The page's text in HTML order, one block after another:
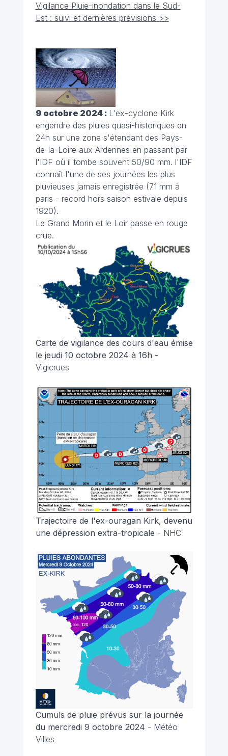
Vigilance Pluie-inondation dans le Sud-
Est : suivi et dernières prévisions >>
9 octobre 2024 : L'ex-cyclone Kirk
engendre des pluies quasi-historiques en
24h sur une zone s'étendant des Pays-
de-la-Loire aux Ardennes en passant par
l'IDF où il tombe souvent 50/90 mm. l'IDF
connaît l'une de ses journées les plus
pluvieuses jamais enregistrée (71 mm à
paris - record hors saison estivale depuis
1920).
Le Grand Morin et le Loir passe en rouge
crue.
Carte de vigilance des cours d'eau émise
le jeudi 10 octobre 2024 à 16h -
Vigicrues
Trajectoire de l'ex-ouragan Kirk, devenu
une dépression extra-tropicale - NHC
Cumuls de pluie prévus sur la journée
du mercredi 9 octobre 2024 - Météo
Villes